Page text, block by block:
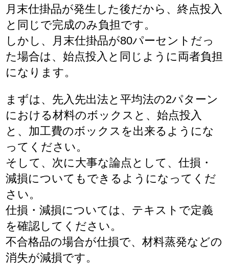
月末仕掛品が発生した後だから、終点投入
と同じで完成のみ負担です。
しかし、月末仕掛品が80パーセントだっ
た場合は、始点投入と同じように両者負担
になります。
まずは、先入先出法と平均法の2パターン
における材料のボックスと、始点投入
と、加工費のボックスを出来るようにな
ってください。
そして、次に大事な論点として、仕損・
減損についてもできるようになってくだ
さい。
仕損・減損については、テキストで定義
を確認してください。
不合格品の場合が仕損で、材料蒸発などの
消失が減損です。